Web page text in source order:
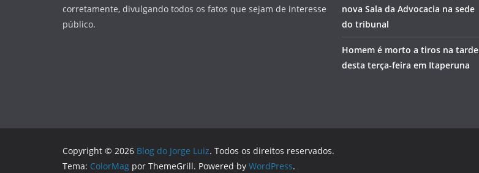
corretamente, divulgando todos os fatos que sejam de interesse
público.
nova Sala da Advocacia na sede
do tribunal
Homem é morto a tiros na tarde
desta terça-feira em Itaperuna
Copyright © 2026 Blog do Jorge Luiz. Todos os direitos reservados.
Tema: ColorMag por ThemeGrill. Powered by WordPress.